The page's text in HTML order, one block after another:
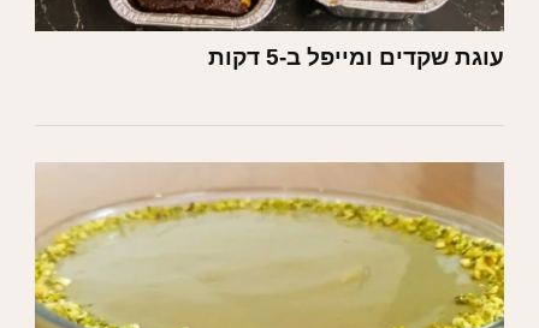
עוגת שקדים ומייפל ב-5 דקות